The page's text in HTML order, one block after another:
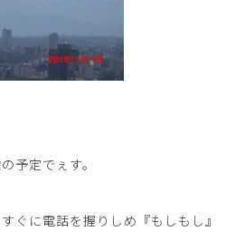
予定でぇす。
に電話を握りしめ『もしもし』